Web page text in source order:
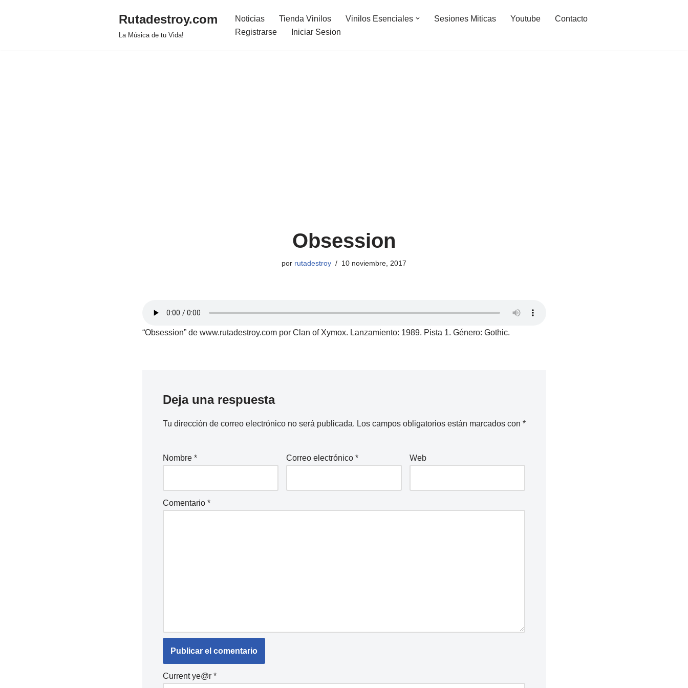
Rutadestroy.com
La Música de tu Vida!
Noticias Tienda Vinilos Vinilos Esenciales Sesiones Miticas Youtube
Contacto
Registrarse
Iniciar Sesion
Obsession
por rutadestroy 10 noviembre, 2017
“Obsession” de www.rutadestroy.com por Clan of Xymox. Lanzamiento: 1989. Pista 1. Género: Gothic.
Deja una respuesta
Tu dirección de correo electrónico no será publicada. Los campos obligatorios están marcados con *
Nombre * Correo electrónico * Web
Comentario *
Current ye@r *